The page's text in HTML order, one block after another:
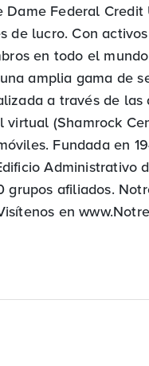
Dame Federal
de lucro. Con
en todo el
amplia gama de
a través de
(Shamrock
Fundada en
Administrativo
afiliados.
en